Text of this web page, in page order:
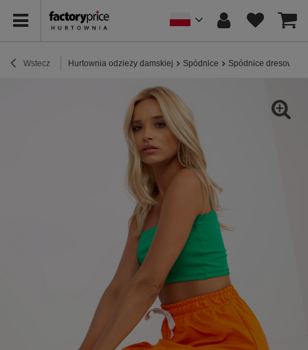
Wstecz Hurtownia odzieży damskiej Spódnice Spódnice dresowe